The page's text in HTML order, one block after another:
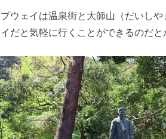
プウェイは温泉街と大師山（だいし
だと気軽に行くことができるのだ